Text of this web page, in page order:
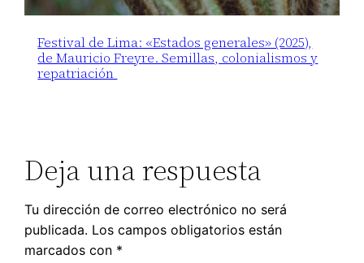
Festival de Lima: «Estados generales» (2025),
de Mauricio Freyre. Semillas, colonialismos y
repatriación
Deja una respuesta
Tu dirección de correo electrónico no será
publicada. Los campos obligatorios están
marcados con *